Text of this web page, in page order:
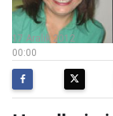
00:00
17 Aralık 2012